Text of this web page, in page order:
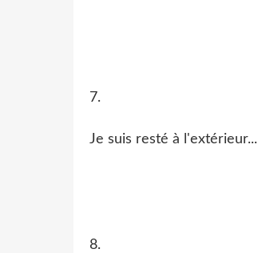
7.
Je suis resté à l'extérieur...
8.